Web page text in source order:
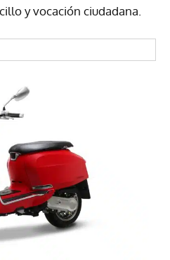
y vocación ciudadana.